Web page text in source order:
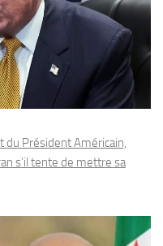
du Président Américain,
s’il tente de mettre sa